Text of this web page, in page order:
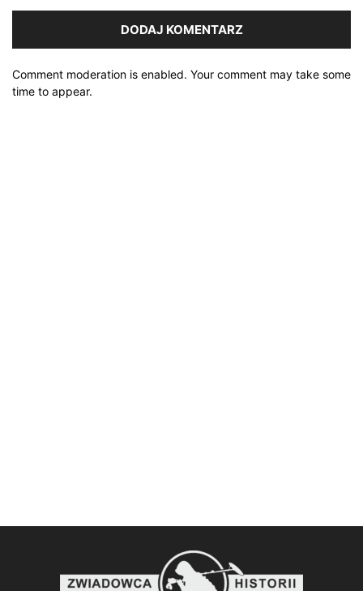
Comment moderation is enabled. Your comment may take some
time to appear.